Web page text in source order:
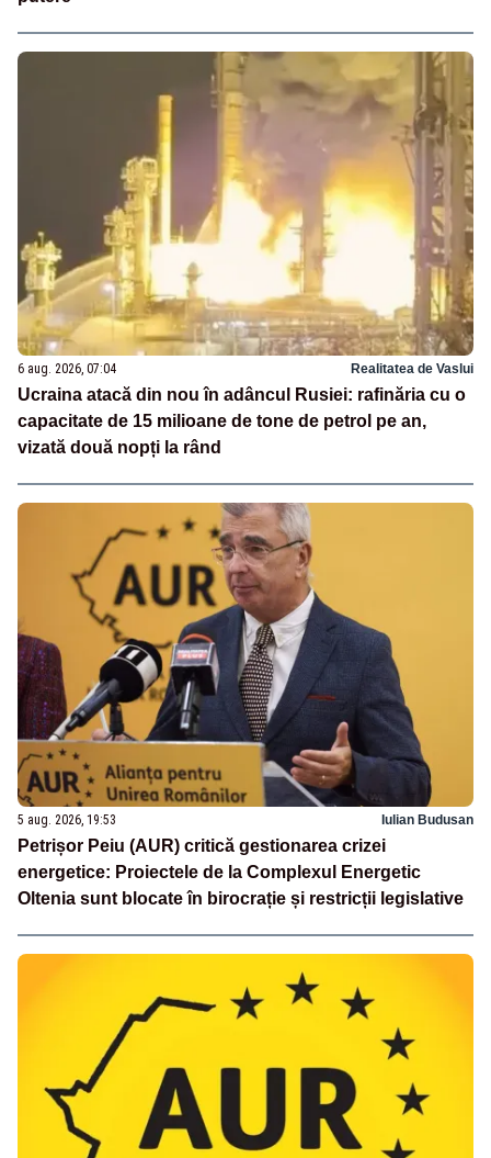
6 aug. 2026, 07:04 Realitatea de Vaslui
Ucraina atacă din nou în adâncul Rusiei: rafinăria cu o
capacitate de 15 milioane de tone de petrol pe an,
vizată două nopți la rând
5 aug. 2026, 19:53 Iulian Budusan
Petrișor Peiu (AUR) critică gestionarea crizei
energetice: Proiectele de la Complexul Energetic
Oltenia sunt blocate în birocrație și restricții legislative